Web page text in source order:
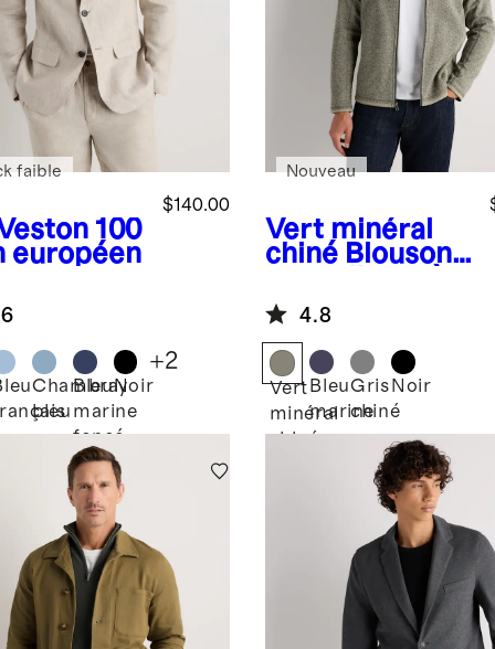
100
européen
$140.00
faible
Chambray
bleu
Bleu
marine
foncé
Noir
+2
Vert minéral
chiné Blouson
fermeture à
glissière
Nouveau
4.8
Vert
minéral
chiné
Bleu
marine
Gris
chiné
Noir